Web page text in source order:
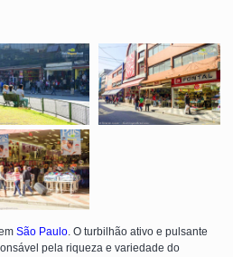
São Paulo. O turbilhão ativo e pulsante
pela riqueza e variedade do